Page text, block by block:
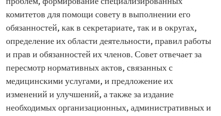
комитетов для помощи совету в выполнении его
обязанностей, как в секретариате, так и в округах,
определение их области деятельности, правил работы
и прав и обязанностей их членов. Совет отвечает за
пересмотр нормативных актов, связанных с
медицинскими услугами, и предложение их
изменений и улучшений, а также за издание
необходимых организационных, административных и